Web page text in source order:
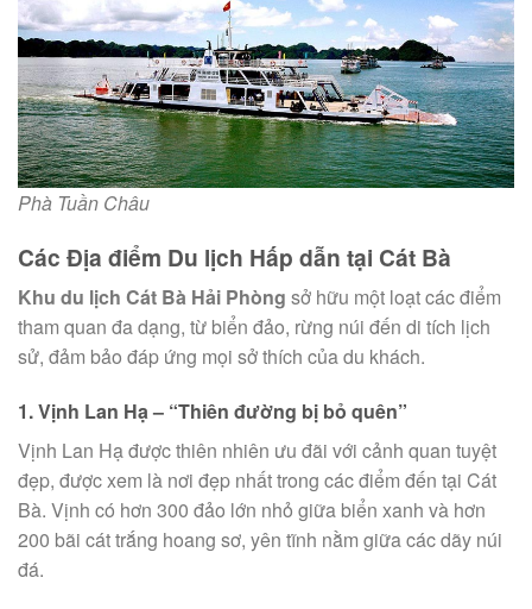
Phà Tuần Châu
Các Địa điểm Du lịch Hấp dẫn tại Cát Bà
Khu du lịch Cát Bà Hải Phòng sở hữu một loạt các điểm
tham quan đa dạng, từ biển đảo, rừng núi đến di tích lịch
sử, đảm bảo đáp ứng mọi sở thích của du khách.
1. Vịnh Lan Hạ – “Thiên đường bị bỏ quên”
Vịnh Lan Hạ được thiên nhiên ưu đãi với cảnh quan tuyệt
đẹp, được xem là nơi đẹp nhất trong các điểm đến tại Cát
Bà. Vịnh có hơn 300 đảo lớn nhỏ giữa biển xanh và hơn
200 bãi cát trắng hoang sơ, yên tĩnh nằm giữa các dãy núi
đá.